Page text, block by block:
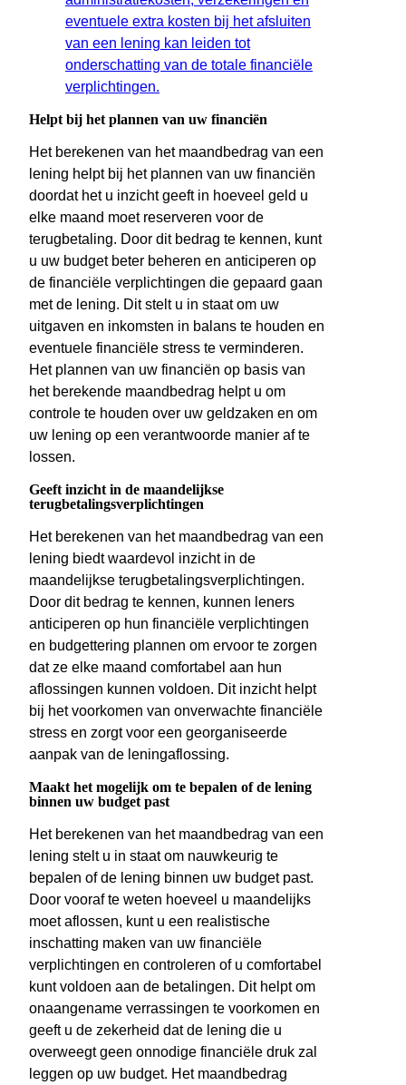
eventuele extra kosten bij het afsluiten
van een lening kan leiden tot
onderschatting van de totale financiële
verplichtingen.
Helpt bij het plannen van uw financiën
Het berekenen van het maandbedrag van een
lening helpt bij het plannen van uw financiën
doordat het u inzicht geeft in hoeveel geld u
elke maand moet reserveren voor de
terugbetaling. Door dit bedrag te kennen, kunt
u uw budget beter beheren en anticiperen op
de financiële verplichtingen die gepaard gaan
met de lening. Dit stelt u in staat om uw
uitgaven en inkomsten in balans te houden en
eventuele financiële stress te verminderen.
Het plannen van uw financiën op basis van
het berekende maandbedrag helpt u om
controle te houden over uw geldzaken en om
uw lening op een verantwoorde manier af te
lossen.
Geeft inzicht in de maandelijkse
terugbetalingsverplichtingen
Het berekenen van het maandbedrag van een
lening biedt waardevol inzicht in de
maandelijkse terugbetalingsverplichtingen.
Door dit bedrag te kennen, kunnen leners
anticiperen op hun financiële verplichtingen
en budgettering plannen om ervoor te zorgen
dat ze elke maand comfortabel aan hun
aflossingen kunnen voldoen. Dit inzicht helpt
bij het voorkomen van onverwachte financiële
stress en zorgt voor een georganiseerde
aanpak van de leningaflossing.
Maakt het mogelijk om te bepalen of de lening
binnen uw budget past
Het berekenen van het maandbedrag van een
lening stelt u in staat om nauwkeurig te
bepalen of de lening binnen uw budget past.
Door vooraf te weten hoeveel u maandelijks
moet aflossen, kunt u een realistische
inschatting maken van uw financiële
verplichtingen en controleren of u comfortabel
kunt voldoen aan de betalingen. Dit helpt om
onaangename verrassingen te voorkomen en
geeft u de zekerheid dat de lening die u
overweegt geen onnodige financiële druk zal
leggen op uw budget. Het maandbedrag